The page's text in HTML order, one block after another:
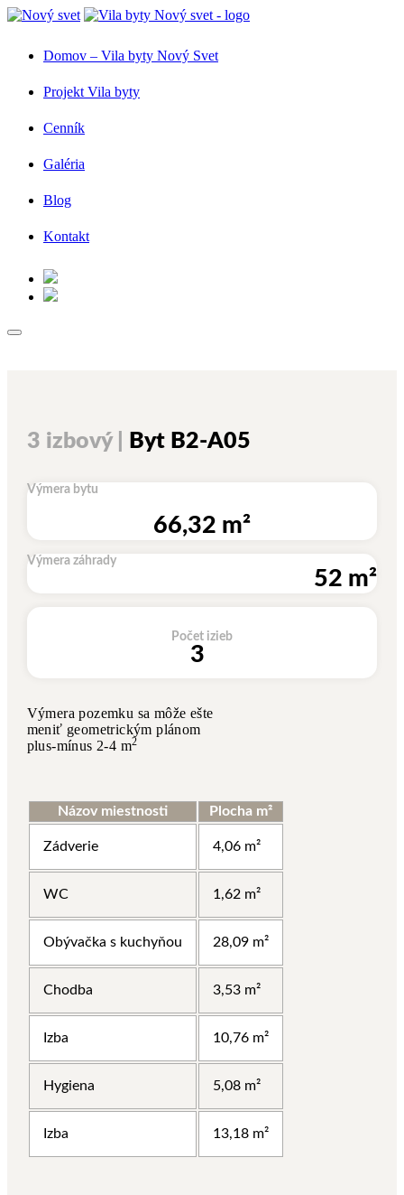
Domov – Vila byty Nový Svet
Projekt Vila byty
Cenník
Galéria
Blog
Kontakt
3 izbový | Byt B2-A05
Výmera bytu
66,32 m²
Výmera záhrady
52 m²
Počet izieb
3
Výmera pozemku sa môže ešte
meniť geometrickým plánom
plus-mínus 2-4 m2
Názov miestnosti Plocha m²
Zádverie 4,06 m²
WC 1,62 m²
Obývačka s kuchyňou 28,09 m²
Chodba 3,53 m²
Izba 10,76 m²
Hygiena 5,08 m²
Izba 13,18 m²